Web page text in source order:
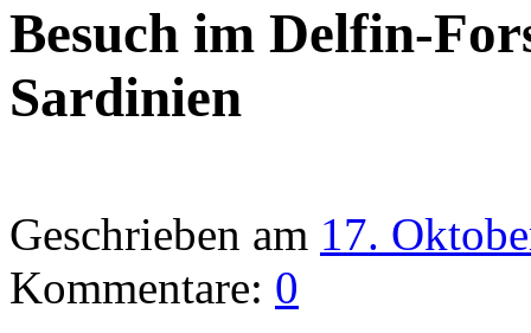
Besuch im Delfin-
Sardinien
Geschrieben am 17.
Kommentare: 0